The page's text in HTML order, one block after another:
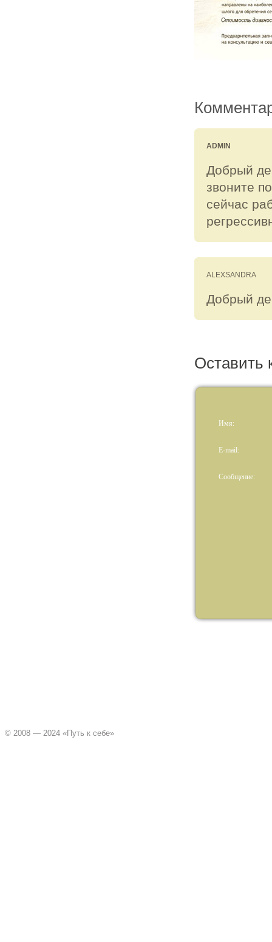
ADMIN
Добрый
звоните
сейчас
ALEXSANDRA
Добрый
Оставить
Имя:
E-mail:
Сообщение:
© 2008 — 2024 «Путь к себе»